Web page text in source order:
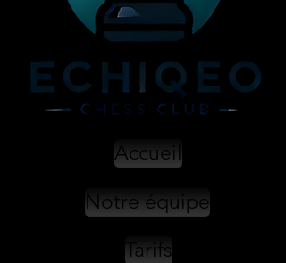
Accueil
Notre équipe
Tarifs